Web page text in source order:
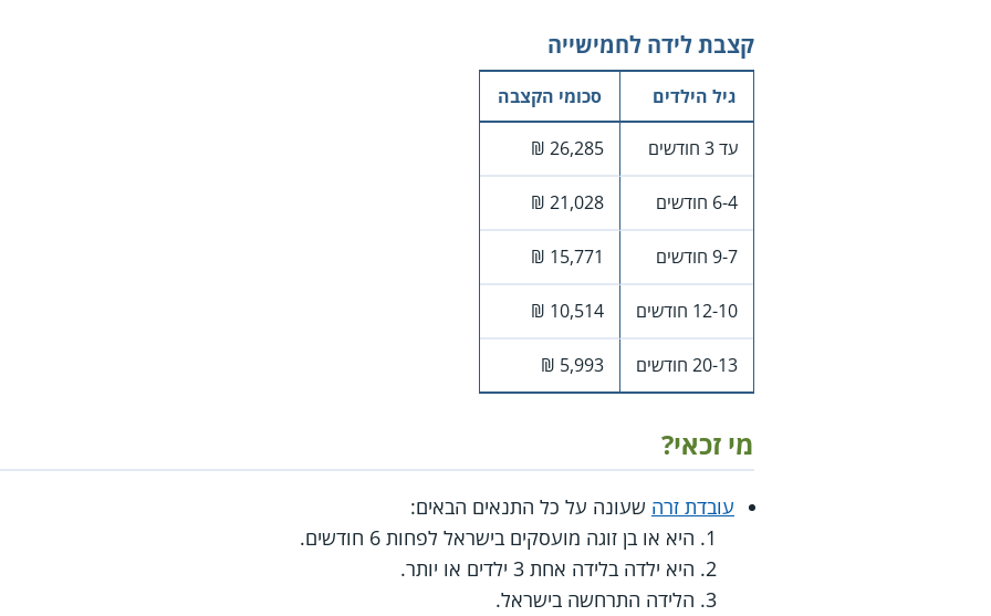
קצבת לידה לחמישייה
גיל הילדים סכומי הקצבה
עד 3 חודשים 26,285 ₪
6-4 חודשים 21,028 ₪
9-7 חודשים 15,771 ₪
12-10 חודשים 10,514 ₪
20-13 חודשים 5,993 ₪
מי זכאי?
עובדת זרה שעונה על כל התנאים הבאים:
היא או בן זוגה מועסקים בישראל לפחות 6 חודשים.
היא ילדה בלידה אחת 3 ילדים או יותר.
הלידה התרחשה בישראל.